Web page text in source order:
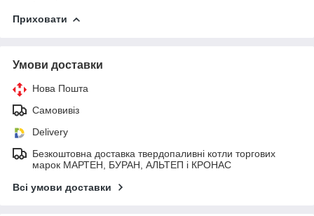
Приховати
Умови доставки
Нова Пошта
Самовивіз
Delivery
Безкоштовна доставка твердопаливні котли торгових
марок МАРТЕН, БУРАН, АЛЬТЕП і КРОНАС
Всі умови доставки